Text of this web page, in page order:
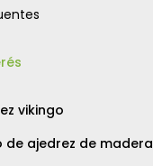
vikingo
de ajedrez de madera